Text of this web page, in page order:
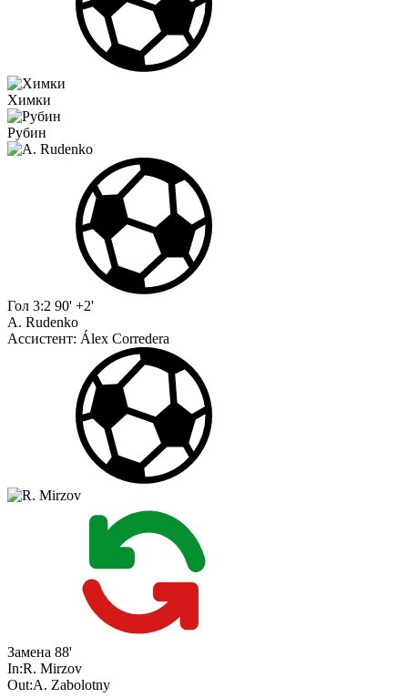
Химки
Рубин
Гол 3:2 90' +2'
A. Rudenko
Ассистент: Álex Corredera
Замена 88'
In:R. Mirzov
Out:A. Zabolotny